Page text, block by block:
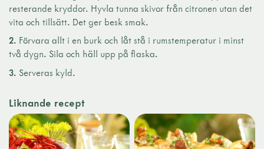
resterande kryddor. Hyvla tunna skivor från citronen utan det
vita och tillsätt. Det ger besk smak.
2. Förvara allt i en burk och låt stå i rumstemperatur i minst
två dygn. Sila och häll upp på flaska.
3. Serveras kyld.
Liknande recept